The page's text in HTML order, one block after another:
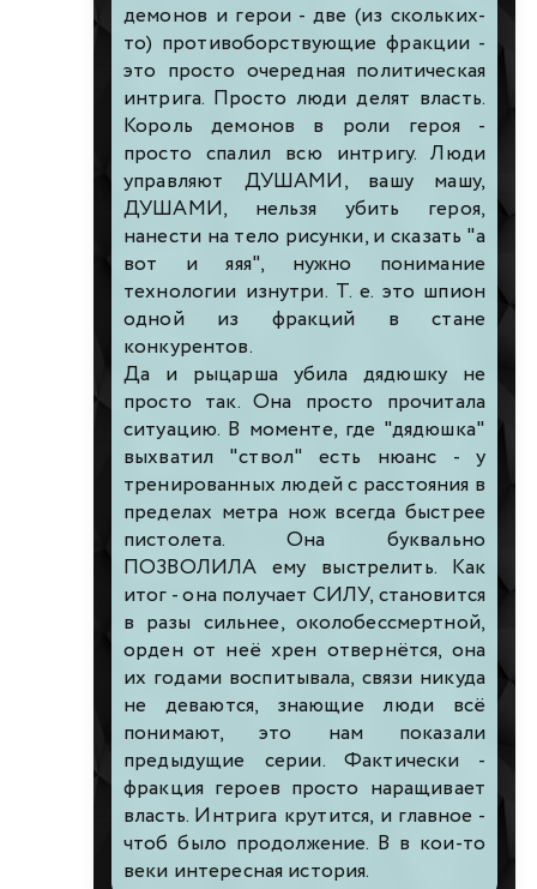
демонов и герои - две (из скольких-
то) противоборствующие фракции -
это просто очередная политическая
интрига. Просто люди делят власть.
Король демонов в роли героя -
просто спалил всю интригу. Люди
управляют ДУШАМИ, вашу машу,
ДУШАМИ, нельзя убить героя,
нанести на тело рисунки, и сказать "а
вот и яяя", нужно понимание
технологии изнутри. Т. е. это шпион
одной из фракций в стане
конкурентов.
Да и рыцарша убила дядюшку не
просто так. Она просто прочитала
ситуацию. В моменте, где "дядюшка"
выхватил "ствол" есть нюанс - у
тренированных людей с расстояния в
пределах метра нож всегда быстрее
пистолета. Она буквально
ПОЗВОЛИЛА ему выстрелить. Как
итог - она получает СИЛУ, становится
в разы сильнее, околобессмертной,
орден от неё хрен отвернётся, она
их годами воспитывала, связи никуда
не деваются, знающие люди всё
понимают, это нам показали
предыдущие серии. Фактически -
фракция героев просто наращивает
власть. Интрига крутится, и главное -
чтоб было продолжение. В в кои-то
веки интересная история.